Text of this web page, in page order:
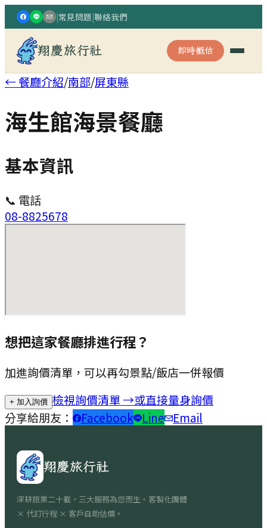
|常見問題|聯絡我們
翔慶旅行社 即時概估
← 餐廳介紹/南部/屏東縣
海生館海景餐廳
基本資訊
📞 電話
08-8825678
想把這家餐廳排進行程？
加進詢價清單，可以再勾景點/飯店一併報價
+ 加入詢價 檢視詢價清單 →或直接量身詢價
分享給朋友：
Facebook Line Email
翔慶旅行社
深耕旅業二十載，三大服務為您而生。客製化團體
× 代訂行程 × 客戶自助估價。